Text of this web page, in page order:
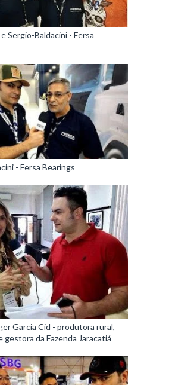
Sergio-Baldacini - Fersa
- Fersa Bearings
Garcia Cid - produtora rural,
gestora da Fazenda Jaracatiá